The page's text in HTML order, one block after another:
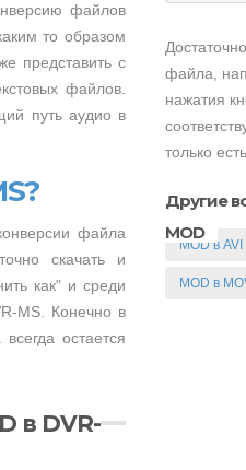
файлов
то образом
представить с
файлов.
путь аудио в
файла
скачать и
как" и среди
MS. Конечно в
остается
в DVR-
файла,
нажатия
только
Другие
MOD
MOD в AVI
MOD в